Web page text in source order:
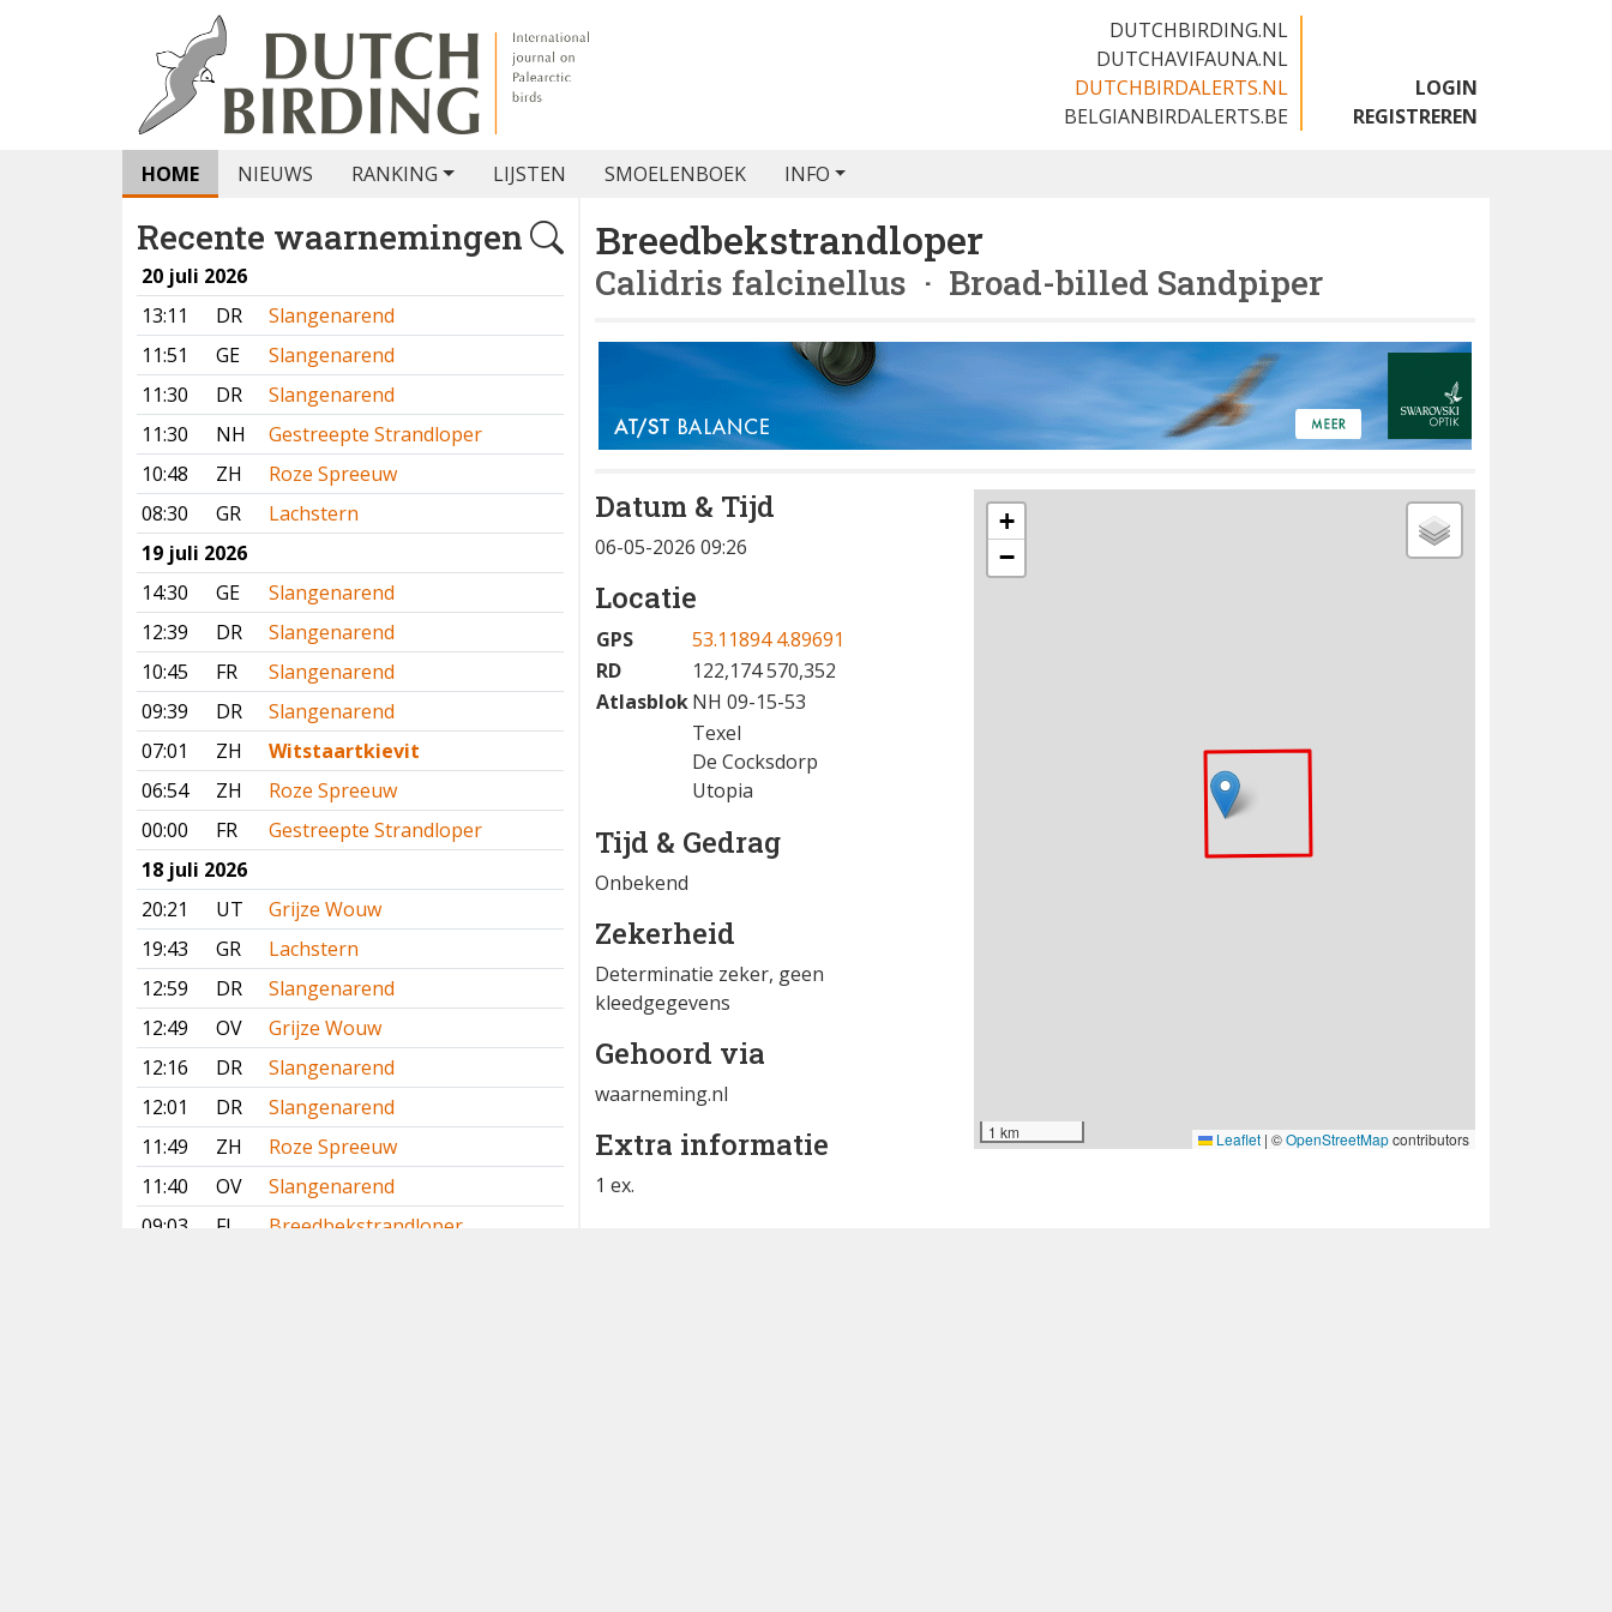
DUTCHBIRDING.NL
DUTCHAVIFAUNA.NL
DUTCHBIRDALERTS.NL
BELGIANBIRDALERTS.BE
LOGIN
REGISTREREN
HOME NIEUWS RANKING LIJSTEN SMOELENBOEK INFO
Recente waarnemingen
20 juli 2026
13:11
DR
Slangenarend
11:51
GE
Slangenarend
11:30
DR
Slangenarend
11:30
NH
Gestreepte Strandloper
10:48
ZH
Roze Spreeuw
08:30
GR
Lachstern
19 juli 2026
14:30
GE
Slangenarend
12:39
DR
Slangenarend
10:45
FR
Slangenarend
09:39
DR
Slangenarend
07:01
ZH
Witstaartkievit
06:54
ZH
Roze Spreeuw
00:00
FR
Gestreepte Strandloper
18 juli 2026
20:21
UT
Grijze Wouw
19:43
GR
Lachstern
12:59
DR
Slangenarend
12:49
OV
Grijze Wouw
12:16
DR
Slangenarend
12:01
DR
Slangenarend
11:49
ZH
Roze Spreeuw
11:40
OV
Slangenarend
09:03
FL
Breedbekstrandloper
Breedbekstrandloper
Calidris falcinellus · Broad-billed Sandpiper
Datum & Tijd
06-05-2026 09:26
Locatie
GPS
53.11894 4.89691
RD
122,174 570,352
AtlasblokNH 09-15-53
Texel
De Cocksdorp
Utopia
Tijd & Gedrag
Onbekend
Zekerheid
Determinatie zeker, geen
kleedgegevens
Gehoord via
waarneming.nl
Extra informatie
1 ex.
+
−
1 km Leaflet | ©OpenStreetMapcontributors